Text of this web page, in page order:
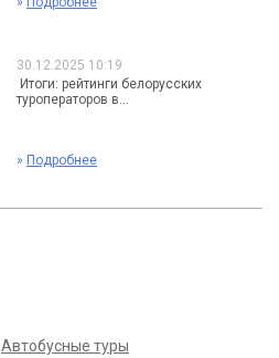
30.12.2025 10:19
Итоги: рейтинги белорусских
туроператоров в...
» Подробнее
Автобусные туры